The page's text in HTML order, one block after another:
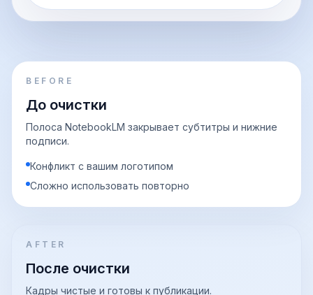
BEFORE
До очистки
Полоса NotebookLM закрывает субтитры и нижние
подписи.
Конфликт с вашим логотипом
Сложно использовать повторно
AFTER
После очистки
Кадры чистые и готовы к публикации.